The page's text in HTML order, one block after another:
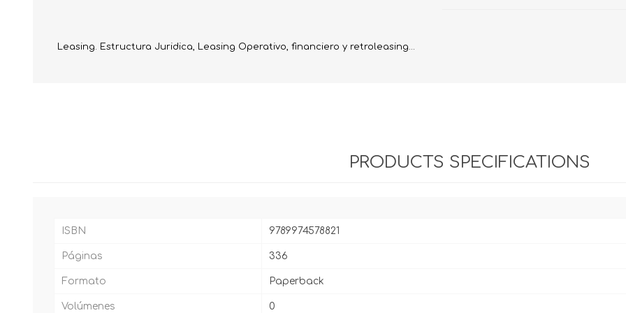
Leasing. Estructura Juridica, Leasing Operativo, financiero y retroleasing...
PRODUCTS SPECIFICATIONS
ISBN 9789974578821
Páginas 336
Formato Paperback
Volúmenes 0